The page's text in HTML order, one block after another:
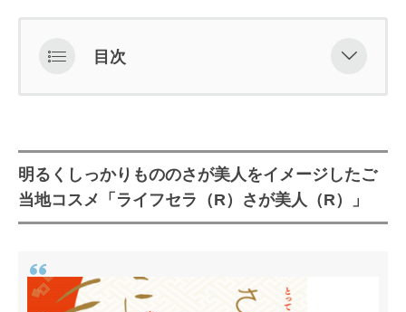
目次
明るくしっかりもののさが美人をイ
ご当地コスメ紹介
佐賀産原料・美容効果
浜野浦の棚田米コシヒカリで作られ
明るくしっかりもののさが美人をイメージしたご
当地コスメ「ライフセラ（R）さが美人（R）」